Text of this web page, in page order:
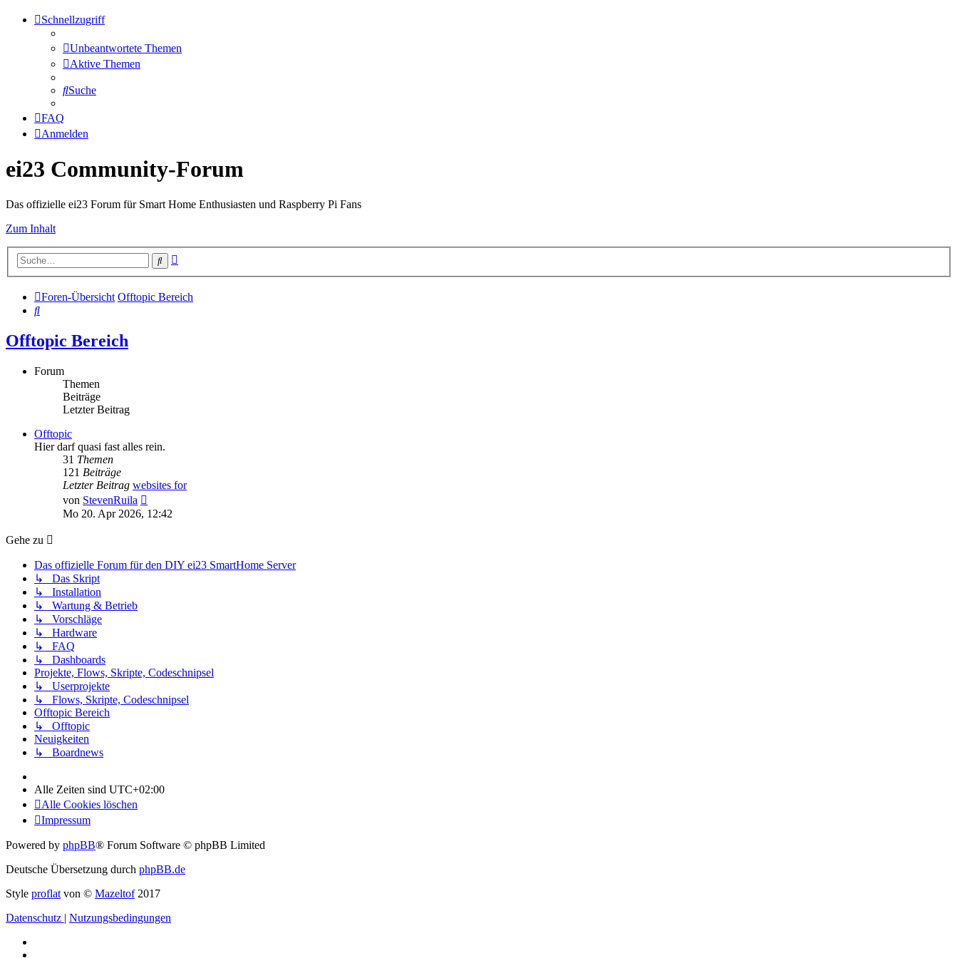
Schnellzugriff
Unbeantwortete Themen
Aktive Themen
Suche
FAQ
Anmelden
ei23 Community-Forum
Das offizielle ei23 Forum für Smart Home Enthusiasten und Raspberry Pi Fans
Zum Inhalt
Suche
Foren-Übersicht Offtopic Bereich
Suche
Offtopic Bereich
Forum
Themen
Beiträge
Letzter Beitrag
Offtopic
Hier darf quasi fast alles rein.
31 Themen
121 Beiträge
Letzter Beitrag websites for
von StevenRuila
Beitrag
Mo 20. Apr 2026, 12:42
Gehe zu
Das offizielle Forum für den DIY ei23 SmartHome Server
↳ Das Skript
↳ Installation
↳ Wartung & Betrieb
↳ Vorschläge
↳ Hardware
↳ FAQ
↳ Dashboards
Projekte, Flows, Skripte, Codeschnipsel
↳ Userprojekte
↳ Flows, Skripte, Codeschnipsel
Offtopic Bereich
↳ Offtopic
Neuigkeiten
↳ Boardnews
Alle Zeiten sind UTC+02:00
Alle Cookies löschen
Impressum
Powered by phpBB® Forum Software © phpBB Limited
Deutsche Übersetzung durch phpBB.de
Style proflat von © Mazeltof2017
Datenschutz | Nutzungsbedingungen